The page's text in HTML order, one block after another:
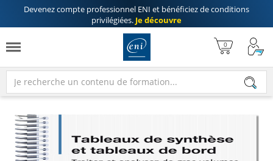
Devenez compte professionnel ENI et bénéficiez deconditions
privilégiées. Je découvre